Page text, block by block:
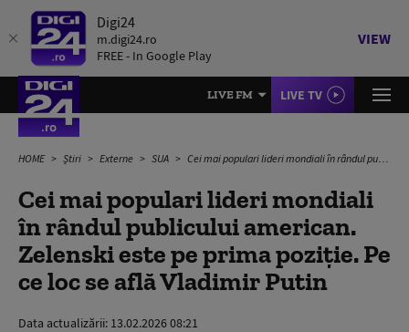
Digi24
m.digi24.ro
FREE - In Google Play
VIEW
LIVE FM LIVE TV
HOME Știri Externe SUA Cei mai populari lideri mondiali în rândul publicului american. Zelenski este pe prima poziție. Pe ce loc se află Vladimir Putin
Cei mai populari lideri mondiali
în rândul publicului american.
Zelenski este pe prima poziție. Pe
ce loc se află Vladimir Putin
Data actualizării: 13.02.2026 08:21